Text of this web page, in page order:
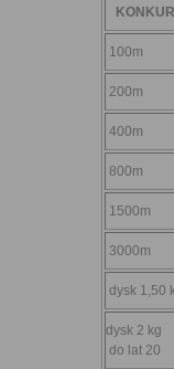
100m
200m
400m
800m
1500m
3000m
dysk 1,50
dysk 2 kg
do lat 20